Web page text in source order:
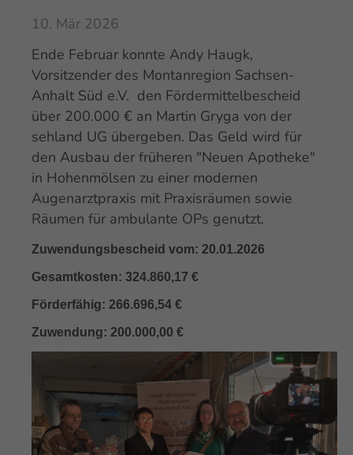
10. Mär 2026
Ende Februar konnte Andy Haugk,
Vorsitzender des Montanregion Sachsen-
Anhalt Süd e.V. den Fördermittelbescheid
über 200.000 € an Martin Gryga von der
sehland UG übergeben. Das Geld wird für
den Ausbau der früheren "Neuen Apotheke"
in Hohenmölsen zu einer modernen
Augenarztpraxis mit Praxisräumen sowie
Räumen für ambulante OPs genutzt.
Zuwendungsbescheid vom: 20.01.2026
Gesamtkosten: 324.860,17 €
Förderfähig: 266.696,54 €
Zuwendung: 200.000,00 €